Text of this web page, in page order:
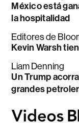
México está
la hospitalidad
Editores de
Kevin Warsh
Liam Denning
Un Trump
grandes